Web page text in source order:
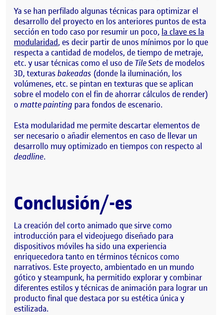
Ya se han perfilado algunas técnicas para optimizar el
desarrollo del proyecto en los anteriores puntos de esta
sección en todo caso por resumir un poco, la clave es la
modularidad, es decir partir de unos mínimos por lo que
respecta a cantidad de modelos, de tiempo de metraje,
etc. y usar técnicas como el uso de Tile Sets de modelos
3D, texturasbakeadas (donde la iluminación, los
volúmenes, etc. se pintan en texturas que se aplican
sobre el modelo con el fin de ahorrar cálculos de render)
o matte painting para fondos de escenario.
Esta modularidad me permite descartar elementos de
ser necesario o añadir elementos en caso de llevar un
desarrollo muy optimizado en tiempos con respecto al
deadline.
Conclusión/-es
La creación del corto animado que sirve como
introducción para el videojuego diseñado para
dispositivos móviles ha sido una experiencia
enriquecedora tanto en términos técnicos como
narrativos. Este proyecto, ambientado en un mundo
gótico y steampunk, ha permitido explorar y combinar
diferentes estilos y técnicas de animación para lograr un
producto final que destaca por su estética única y
estilizada.